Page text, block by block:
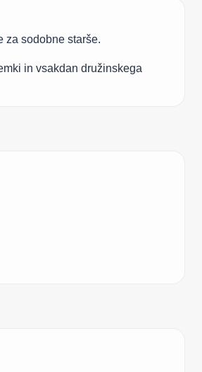
za sodobne starše.
in vsakdan družinskega